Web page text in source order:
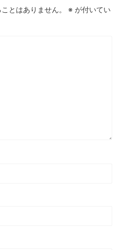
とはありません。 ※ が付いてい